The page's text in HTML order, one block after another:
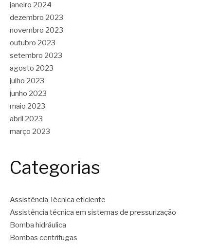
janeiro 2024
dezembro 2023
novembro 2023
outubro 2023
setembro 2023
agosto 2023
julho 2023
junho 2023
maio 2023
abril 2023
março 2023
Categorias
Assistência Técnica eficiente
Assistência técnica em sistemas de pressurização
Bomba hidráulica
Bombas centrífugas